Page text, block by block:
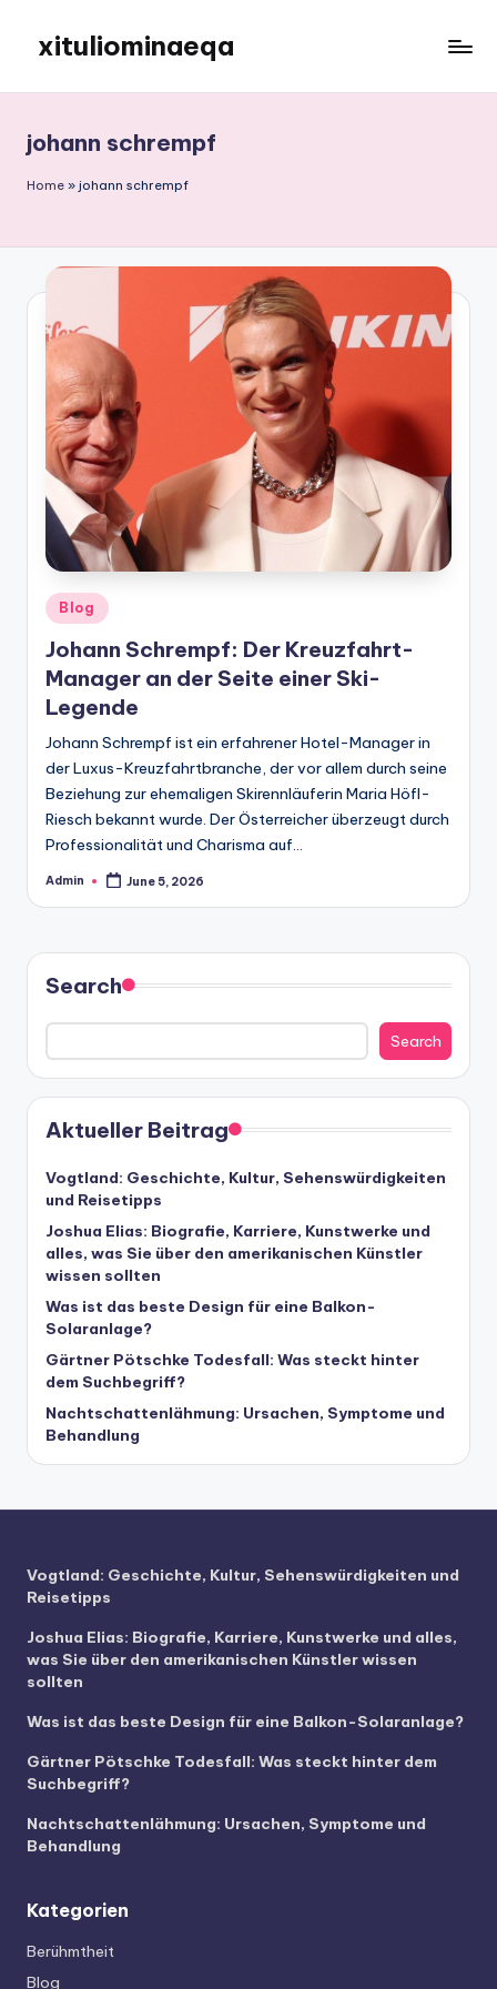
content
xituliominaeqa
johann schrempf
Home » johann schrempf
Posted
in
Blog
Johann Schrempf: Der Kreuzfahrt-
Manager an der Seite einer Ski-
Legende
Johann Schrempf ist ein erfahrener Hotel-Manager in
der Luxus-Kreuzfahrtbranche, der vor allem durch seine
Beziehung zur ehemaligen Skirennläuferin Maria Höfl-
Riesch bekannt wurde. Der Österreicher überzeugt durch
Professionalität und Charisma auf…
Posted
Admin June 5, 2026
Search
Search
Aktueller Beitrag
Vogtland: Geschichte, Kultur, Sehenswürdigkeiten
und Reisetipps
Joshua Elias: Biografie, Karriere, Kunstwerke und
alles, was Sie über den amerikanischen Künstler
wissen sollten
Was ist das beste Design für eine Balkon-
Solaranlage?
Gärtner Pötschke Todesfall: Was steckt hinter
dem Suchbegriff?
Nachtschattenlähmung: Ursachen, Symptome und
Behandlung
Vogtland: Geschichte, Kultur, Sehenswürdigkeiten und
Reisetipps
Joshua Elias: Biografie, Karriere, Kunstwerke und alles,
was Sie über den amerikanischen Künstler wissen
sollten
Was ist das beste Design für eine Balkon-Solaranlage?
Gärtner Pötschke Todesfall: Was steckt hinter dem
Suchbegriff?
Nachtschattenlähmung: Ursachen, Symptome und
Behandlung
Kategorien
Berühmtheit
Blog